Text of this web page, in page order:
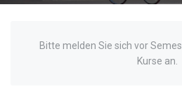
Bitte melden Sie sich vor
Kurse an.